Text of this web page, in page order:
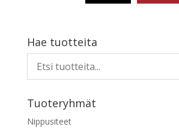
Hae tuotteita
Tuoteryhmät
Nippusiteet